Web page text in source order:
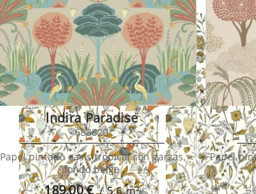
189,00€ / 5,6m²
Indira Paradise
683820
Papel pintado oasis tropical con garzas
fondo beige
Papel